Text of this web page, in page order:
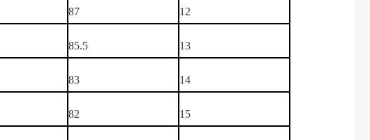
87 12
85.5 13
83 14
82 15